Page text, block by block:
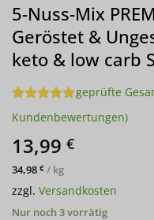
5-Nuss-Mix
Geröstet &
keto & low carb
Bewertet
mit5von
5, basierend
auf
6
geprüfte
Kundenbewertungen)
13,99 €
34,98 € / kg
zzgl. Versandkosten
Nur noch 3 vorrätig